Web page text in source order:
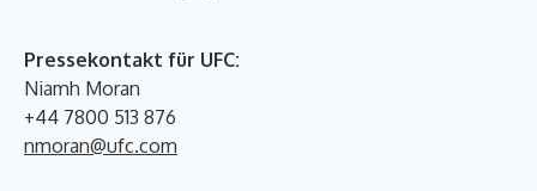
Pressekontakt für UFC:
Niamh Moran
+44 7800 513 876
nmoran@ufc.com